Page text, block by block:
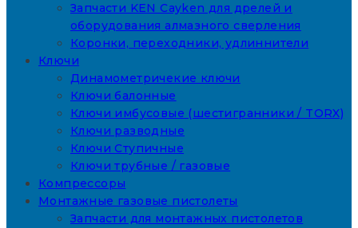
Запчасти KEN Cayken для дрелей и
оборудования алмазного сверления
Коронки, переходники, удлиннители
Ключи
Динамометричекие ключи
Ключи балонные
Ключи имбусовые (шестигранники / TORX)
Ключи разводные
Ключи Ступичные
Ключи трубные / газовые
Компрессоры
Монтажные газовые пистолеты
Запчасти для монтажных пистолетов